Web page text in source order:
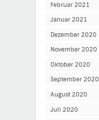
Februar 2021
Januar 2021
Dezember 2020
November 2020
Oktober 2020
September 2020
August 2020
Juli 2020